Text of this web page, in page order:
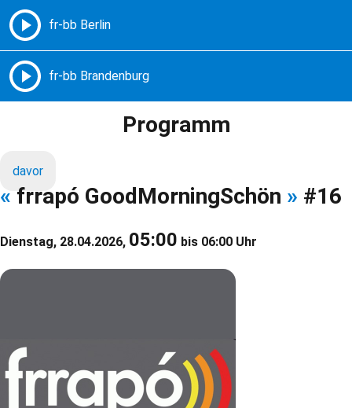
Freie Radios – Berlin Brandenburg
Programm
davor
« frrapó GoodMorningSchön » #16
Dienstag, 28.04.2026, 05:00 bis 06:00 Uhr